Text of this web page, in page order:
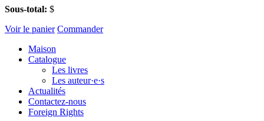
Sous-total: $
Voir le panier Commander
Maison
Catalogue
Les livres
Les auteur·e·s
Actualités
Contactez-nous
Foreign Rights